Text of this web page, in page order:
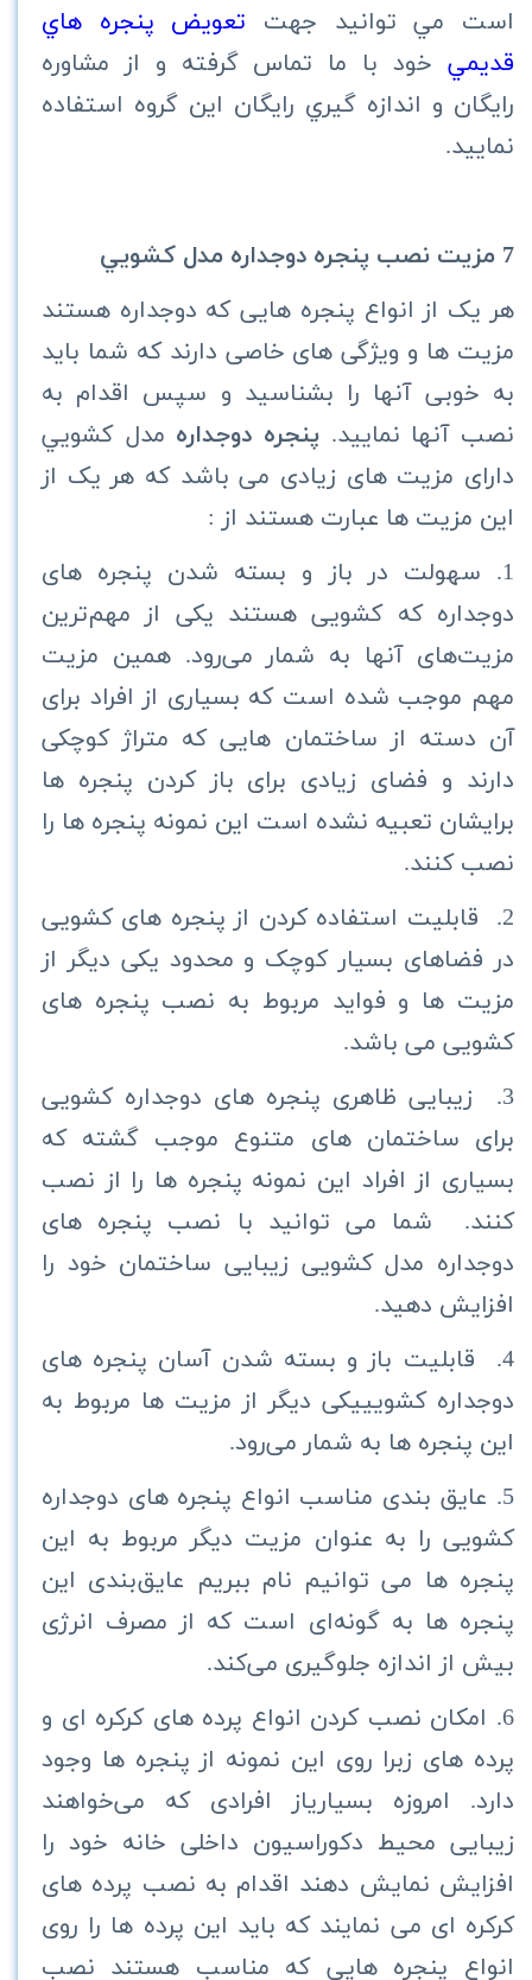
است مي توانيد جهت تعويض پنجره هاي
قديمي خود با ما تماس گرفته و از مشاوره
رايگان و اندازه گيري رايگان اين گروه استفاده
نماييد.
7 مزیت نصب پنجره دوجداره مدل كشويي
هر یک از انواع پنجره هایی که دوجداره هستند
مزیت ها و ویژگی های خاصی دارند که شما باید
به خوبی آنها را بشناسید و سپس اقدام به
نصب آنها نمایید. پنجره دوجداره مدل كشويي
دارای مزیت های زیادی می باشد که هر یک از
این مزیت ها عبارت هستند از :
1. سهولت در باز و بسته شدن پنجره های
دوجداره که کشویی هستند یکی از مهم‌ترین
مزیت‌های آنها به شمار می‌رود. همین مزیت
مهم موجب شده است که بسیاری از افراد برای
آن دسته از ساختمان هایی که متراژ کوچکی
دارند و فضای زیادی برای باز کردن پنجره ها
برایشان تعبیه نشده است این نمونه پنجره ها را
نصب کنند.
2. قابلیت استفاده کردن از پنجره های کشویی
در فضاهای بسیار کوچک و محدود یکی دیگر از
مزیت ها و فواید مربوط به نصب پنجره های
کشویی می باشد.
3. زیبایی ظاهری پنجره های دوجداره کشویی
برای ساختمان های متنوع موجب گشته که
بسیاری از افراد این نمونه پنجره ها را از نصب
کنند. شما می توانید با نصب پنجره های
دوجداره مدل کشویی زیبایی ساختمان خود را
افزایش دهید.
4. قابلیت باز و بسته شدن آسان پنجره های
دوجداره کشویییکی دیگر از مزیت ها مربوط به
این پنجره ها به شمار می‌رود.
5. عایق بندی مناسب انواع پنجره های دوجداره
کشویی را به عنوان مزیت دیگر مربوط به این
پنجره ها می توانیم نام ببریم عایق‌بندی این
پنجره ها به گونه‌ای است که از مصرف انرژی
بیش از اندازه جلوگیری می‌کند.
6. امکان نصب کردن انواع پرده های کرکره ای و
پرده های زبرا روی این نمونه از پنجره ها وجود
دارد. امروزه بسیاریاز افرادی که می‌خواهند
زیبایی محیط دکوراسیون داخلی خانه خود را
افزایش نمایش دهند اقدام به نصب پرده های
کرکره ای می نمایند که باید این پرده ها را روی
انواع پنجره هایی که مناسب هستند نصب